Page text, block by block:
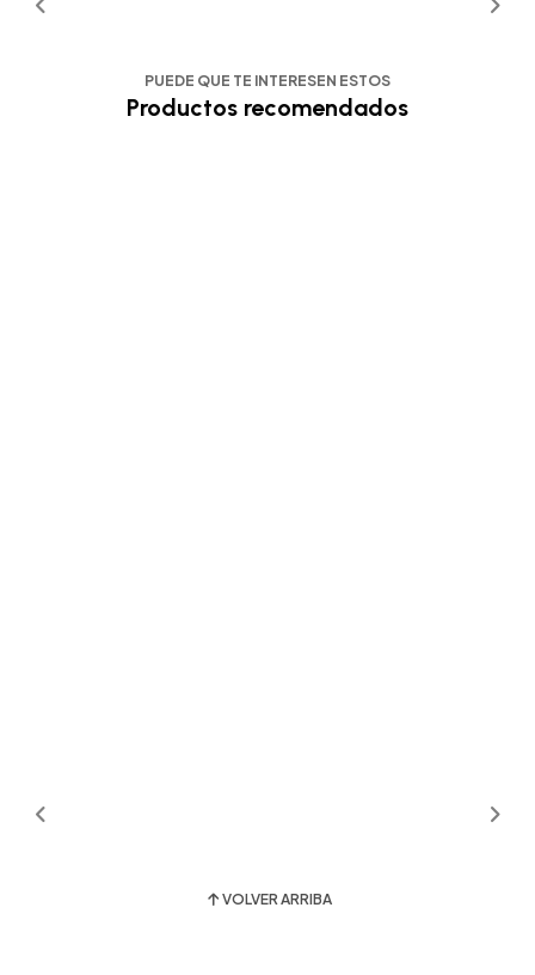
PUEDE QUE TE INTERESEN ESTOS
Productos recomendados
VOLVER ARRIBA